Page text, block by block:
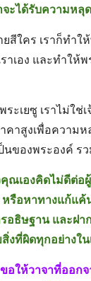
ะได้รับความหลุ
สีใคร เราก็ทำใ
าเอง และทำใ
ะเยซู เราไม่ใช่เ
คาสูงเพื่อความ
นของพระองค์ ร
ณเองคิดไม่ดีต่อ
รือหาทางแก้แค้
รอธิษฐาน และฝ
งที่ผิดทุกอย่างใ
อให้วาจาที่ออก